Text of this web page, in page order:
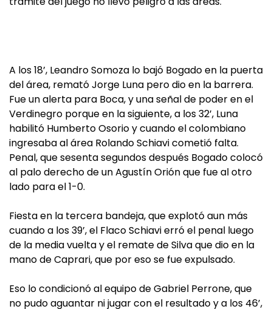
A los 18’, Leandro Somoza lo bajó Bogado en la puerta
del área, remató Jorge Luna pero dio en la barrera.
Fue un alerta para Boca, y una señal de poder en el
Verdinegro porque en la siguiente, a los 32’, Luna
habilitó Humberto Osorio y cuando el colombiano
ingresaba al área Rolando Schiavi cometió falta.
Penal, que sesenta segundos después Bogado colocó
al palo derecho de un Agustín Orión que fue al otro
lado para el 1-0.
Fiesta en la tercera bandeja, que explotó aun más
cuando a los 39’, el Flaco Schiavi erró el penal luego
de la media vuelta y el remate de Silva que dio en la
mano de Caprari, que por eso se fue expulsado.
Eso lo condicionó al equipo de Gabriel Perrone, que
no pudo aguantar ni jugar con el resultado y a los 46’,